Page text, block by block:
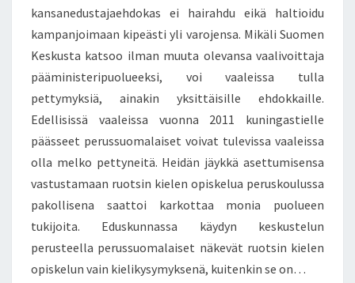
T
A
V
A
T
K
S
A
N
E
S
T
kansanedustajaehdokas ei hairahdu eikä haltioidu
kampanjoimaan kipeästi yli varojensa. Mikäli Suomen
Keskusta katsoo ilman muuta olevansa vaalivoittaja
pääministeripuolueeksi, voi vaaleissa tulla
pettymyksiä, ainakin yksittäisille ehdokkaille.
Edellisissä vaaleissa vuonna 2011 kuningastielle
päässeet perussuomalaiset voivat tulevissa vaaleissa
olla melko pettyneitä. Heidän jäykkä asettumisensa
vastustamaan ruotsin kielen opiskelua peruskoulussa
pakollisena saattoi karkottaa monia puolueen
tukijoita. Eduskunnassa käydyn keskustelun
perusteella perussuomalaiset näkevät ruotsin kielen
opiskelun vain kielikysymyksenä, kuitenkin se on…